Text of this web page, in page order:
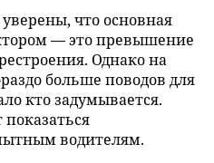
что основная
— это превышение
Однако на
больше поводов для
кто задумывается.
водителям.